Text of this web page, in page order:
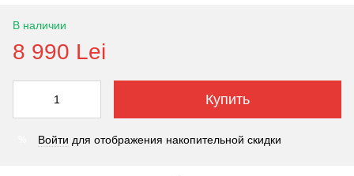
В наличии
8 990 Lei
Купить
Войти для отображения накопительной скидки